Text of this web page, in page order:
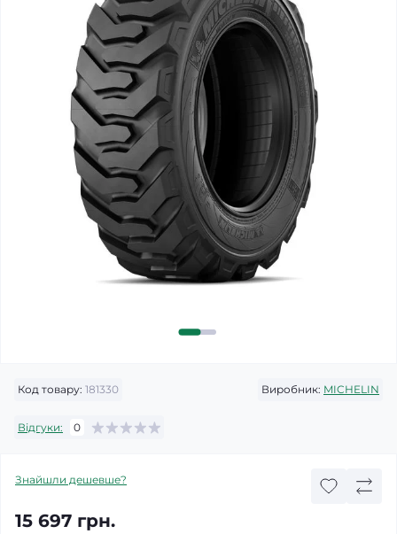
Код товару: 181330 Виробник: MICHELIN
Відгуки: 0
Знайшли дешевше?
15 697 грн.